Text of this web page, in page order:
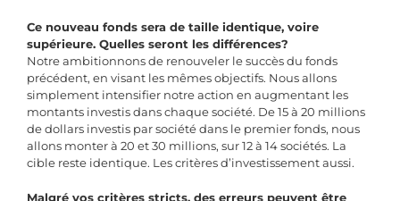
Ce nouveau fonds sera de taille identique, voire
supérieure. Quelles seront les différences?
Notre ambitionnons de renouveler le succès du fonds
précédent, en visant les mêmes objectifs. Nous allons
simplement intensifier notre action en augmentant les
montants investis dans chaque société. De 15 à 20 millions
de dollars investis par société dans le premier fonds, nous
allons monter à 20 et 30 millions, sur 12 à 14 sociétés. La
cible reste identique. Les critères d’investissement aussi.
Malgré vos critères stricts, des erreurs peuvent être